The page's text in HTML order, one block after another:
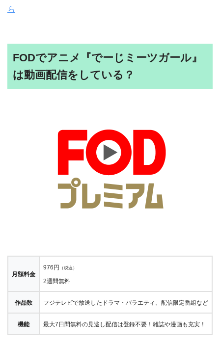
ら
FODでアニメ『でーじミーツガール』
は動画配信をしている？
月額料金
976円 （税込）
2週間無料
作品数 フジテレビで放送したドラマ・バラエティ、配信限定番組など
機能 最大7日間無料の見逃し配信は登録不要！雑誌や漫画も充実！